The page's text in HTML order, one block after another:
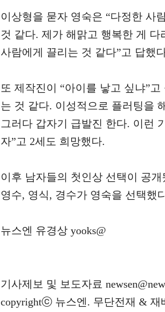
이상형을 묻자 영숙은 “다정한 사
것 같다. 제가 해맑고 행복한 게
사람에게 끌리는 것 같다”고 답했
또 제작진이 “아이를 낳고 싶냐”
는 것 같다. 이성적으로 플러팅을
그러다 갑자기 급발진 한다. 이런
자”고 2세도 희망했다.
이후 남자들의 첫인상 선택이 공
영수, 영식, 경수가 영숙을 선택했
뉴스엔 유경상 yooks@
기사제보 및 보도자료
copyrightⓒ 뉴스엔. 무단전재 & 재